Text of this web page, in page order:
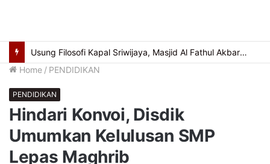
Usung Filosofi Kapal Sriwijaya, Masjid Al Fathul Akbar Siap Tampil Lebih Ikonik
Home / PENDIDIKAN
PENDIDIKAN
Hindari Konvoi, Disdik
Umumkan Kelulusan SMP
Lepas Maghrib